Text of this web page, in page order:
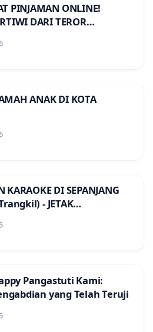
PINJAMAN ONLINE!
DARI TEROR
PINJOL!
ANAK DI KOTA
KARAOKE DI SEPANJANG
- JETAK
Pangastuti Kami:
yang Telah Teruji